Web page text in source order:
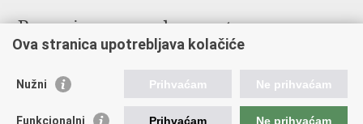
Poveznice pravosudnog sustava
Državno odvjetništvo
Ured za suzbijanje korupcije i organiziranog kriminaliteta
Državno sudbeno vijeće
Ova stranica upotrebljava kolačiće
Nužni Prihvaćam Ne prihvaćam
Funkcionalni Prihvaćam Ne prihvaćam